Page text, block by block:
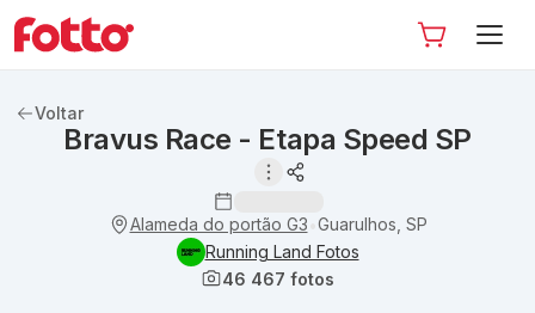
Voltar
Bravus Race - Etapa Speed SP
Alameda do portão G3 Guarulhos, SP
Running Land Fotos
46 467 fotos